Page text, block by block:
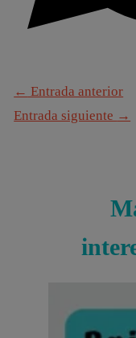
← Entrada anterior
Entrada siguiente →